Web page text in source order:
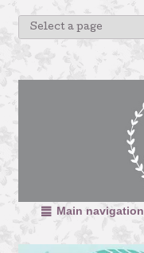
Main navigation